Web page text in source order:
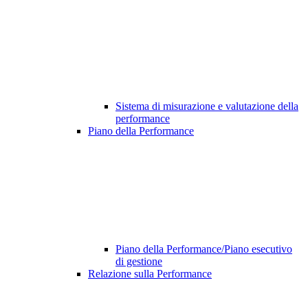
Sistema di misurazione e valutazione della
performance
Piano della Performance
Piano della Performance/Piano esecutivo
di gestione
Relazione sulla Performance